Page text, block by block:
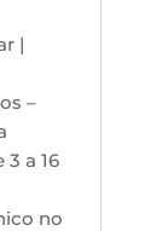
|
–
a 16
no